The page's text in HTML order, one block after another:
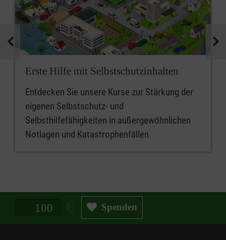
Erste Hilfe mit Selbstschutzinhalten
Entdecken Sie unsere Kurse zur Stärkung der
eigenen Selbstschutz- und
Selbsthilfefähigkeiten in außergewöhnlichen
Notlagen und Katastrophenfällen.
Spendenbetrag in Euro Spenden